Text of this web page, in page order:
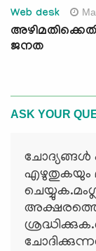
Web desk
ജനത
ASK YOUR
ചോദ്യങ്ങള്‍
എഴുതുകയും